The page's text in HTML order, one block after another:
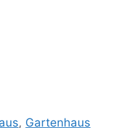
, Gartenhaus